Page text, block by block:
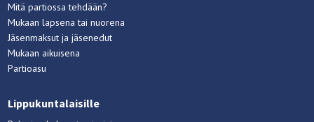
Mitä partiossa tehdään?
Mukaan lapsena tai nuorena
Jäsenmaksut ja jäsenedut
Mukaan aikuisena
Partioasu
Lippukuntalaisille